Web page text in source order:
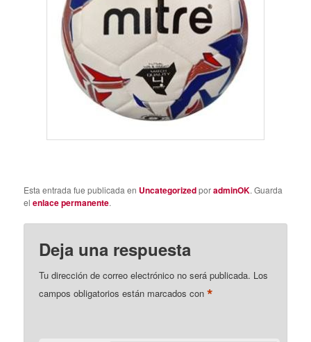
Esta entrada fue publicada en UncategorizedporadminOK. Guarda
elenlace permanente.
Deja una respuesta
Tu dirección de correo electrónico no será publicada. Los
campos obligatorios están marcados con*